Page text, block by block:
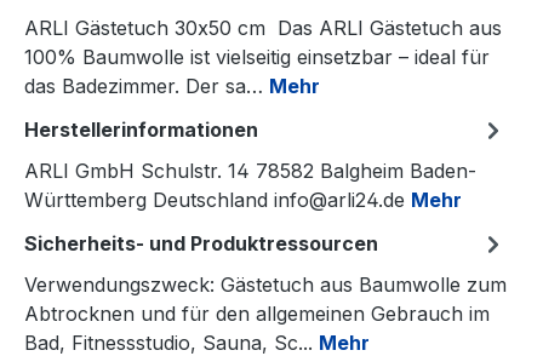
ARLI Gästetuch 30x50 cm Das ARLI Gästetuch aus
100% Baumwolle ist vielseitig einsetzbar – ideal für
das Badezimmer. Der sa… Mehr
Herstellerinformationen
ARLI GmbH Schulstr. 14 78582 Balgheim Baden-
Württemberg Deutschland info@arli24.de Mehr
Sicherheits- und Produktressourcen
Verwendungszweck: Gästetuch aus Baumwolle zum
Abtrocknen und für den allgemeinen Gebrauch im
Bad, Fitnessstudio, Sauna, Sc... Mehr